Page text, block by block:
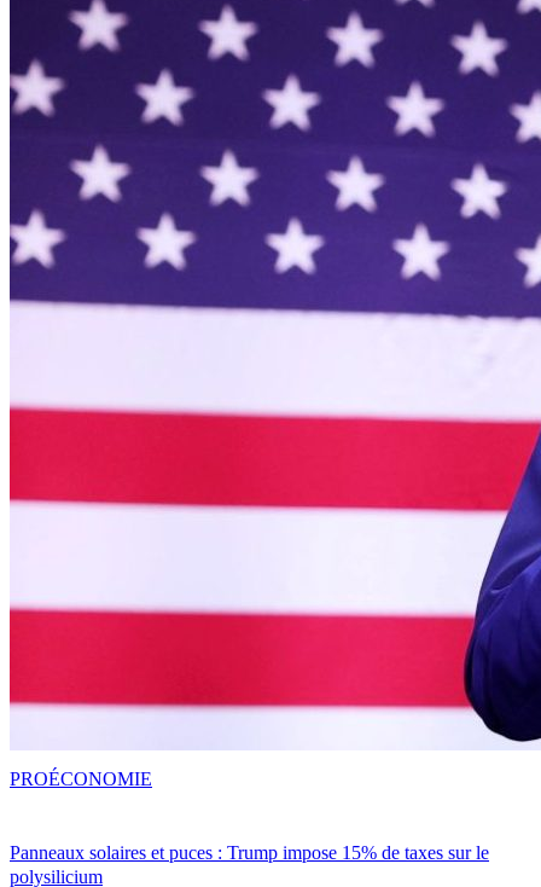
Panneaux solaires et puces : Trump impose 15% de taxes sur le
polysilicium
PROÉCONOMIE